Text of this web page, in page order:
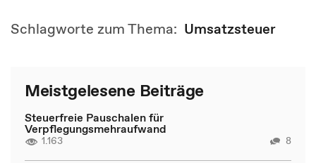
Schlagworte zum Thema: Umsatzsteuer
Meistgelesene Beiträge
Steuerfreie Pauschalen für
Verpflegungsmehraufwand
1.163 8